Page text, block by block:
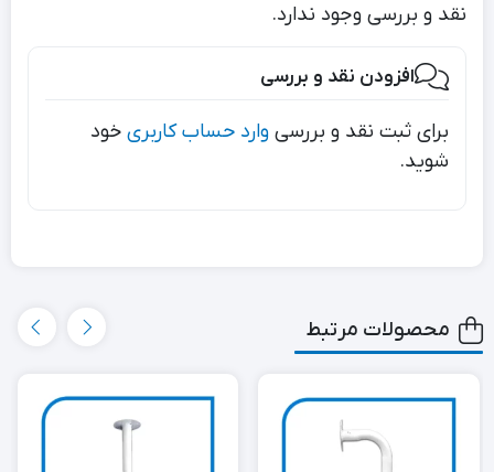
نقد و بررسی وجود ندارد.
افزودن نقد و بررسی
برای ثبت نقد و بررسی وارد حساب کاربری خود
شوید.
محصولات مرتبط